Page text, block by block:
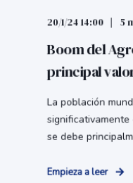
20/1/24 14:00 5
Boom del
principal
La población
se debe
Empieza a leer